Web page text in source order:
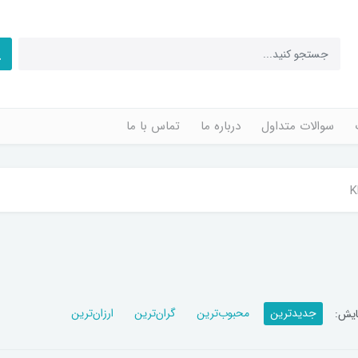
سوالات متداول درباره ما تماس با ما
جدیدترین محبوب‌ترین گران‌ترین ارزان‌ترین